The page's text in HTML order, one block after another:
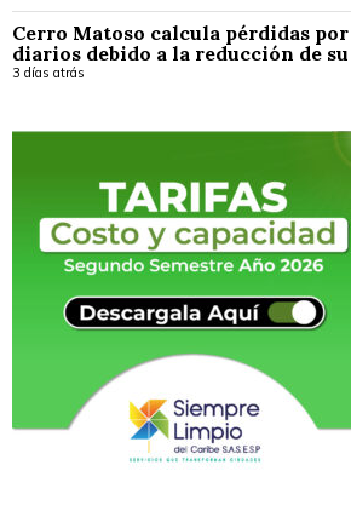
Cerro Matoso calcula pérdidas
diarios debido a la reducción de
3 días atrás